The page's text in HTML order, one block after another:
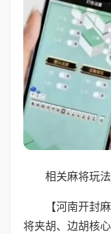
相关麻将玩
【河南开封
将夹胡、边胡核